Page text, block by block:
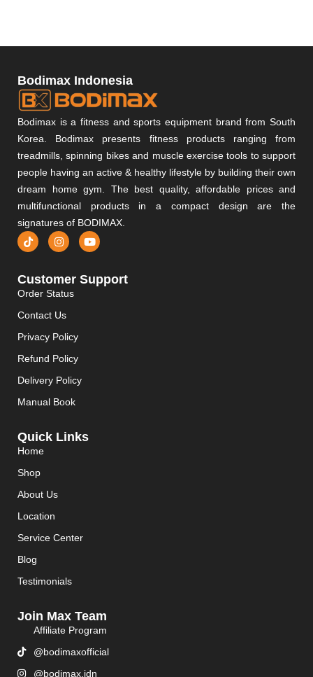
Bodimax Indonesia
Bodimax is a fitness and sports equipment brand from South
Korea. Bodimax presents fitness products ranging from
treadmills, spinning bikes and muscle exercise tools to support
people having an active & healthy lifestyle by building their own
dream home gym. The best quality, affordable prices and
multifunctional products in a compact design are the
signatures of BODIMAX.
Customer Support
Order Status
Contact Us
Privacy Policy
Refund Policy
Delivery Policy
Manual Book
Quick Links
Home
Shop
About Us
Location
Service Center
Blog
Testimonials
Join Max Team
Affiliate Program
@bodimaxofficial
@bodimax.idn